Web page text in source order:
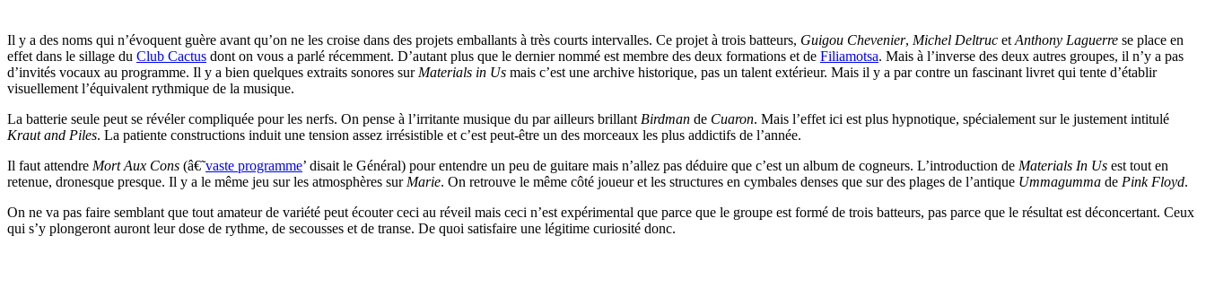
Il y a des noms qui n’évoquent guère avant qu’on ne les croise dans des projets emballants à très courts intervalles. Ce projet à trois batteurs, Guigou Chevenier, Michel Deltruc et Anthony Laguerre se place en
effet dans le sillage du Club Cactus dont on vous a parlé récemment. D’autant plus que le dernier nommé est membre des deux formations et de Filiamotsa. Mais à l’inverse des deux autres groupes, il n’y a pas
d’invités vocaux au programme. Il y a bien quelques extraits sonores sur Materials in Us mais c’est une archive historique, pas un talent extérieur. Mais il y a par contre un fascinant livret qui tente d’établir
visuellement l’équivalent rythmique de la musique.
La batterie seule peut se révéler compliquée pour les nerfs. On pense à l’irritante musique du par ailleurs brillant Birdman de Cuaron. Mais l’effet ici est plus hypnotique, spécialement sur le justement intitulé
Kraut and Piles. La patiente constructions induit une tension assez irrésistible et c’est peut-être un des morceaux les plus addictifs de l’année.
Il faut attendre Mort Aux Cons (â€˜vaste programme’ disait le Général) pour entendre un peu de guitare mais n’allez pas déduire que c’est un album de cogneurs. L’introduction de Materials In Us est tout en
retenue, dronesque presque. Il y a le même jeu sur les atmosphères sur Marie. On retrouve le même côté joueur et les structures en cymbales denses que sur des plages de l’antique Ummagumma de Pink Floyd.
On ne va pas faire semblant que tout amateur de variété peut écouter ceci au réveil mais ceci n’est expérimental que parce que le groupe est formé de trois batteurs, pas parce que le résultat est déconcertant. Ceux
qui s’y plongeront auront leur dose de rythme, de secousses et de transe. De quoi satisfaire une légitime curiosité donc.